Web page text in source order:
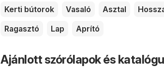
Kerti bútorok
Vasaló Asztal
Ragasztó
Lap Aprító
Ajánlott szórólapok és